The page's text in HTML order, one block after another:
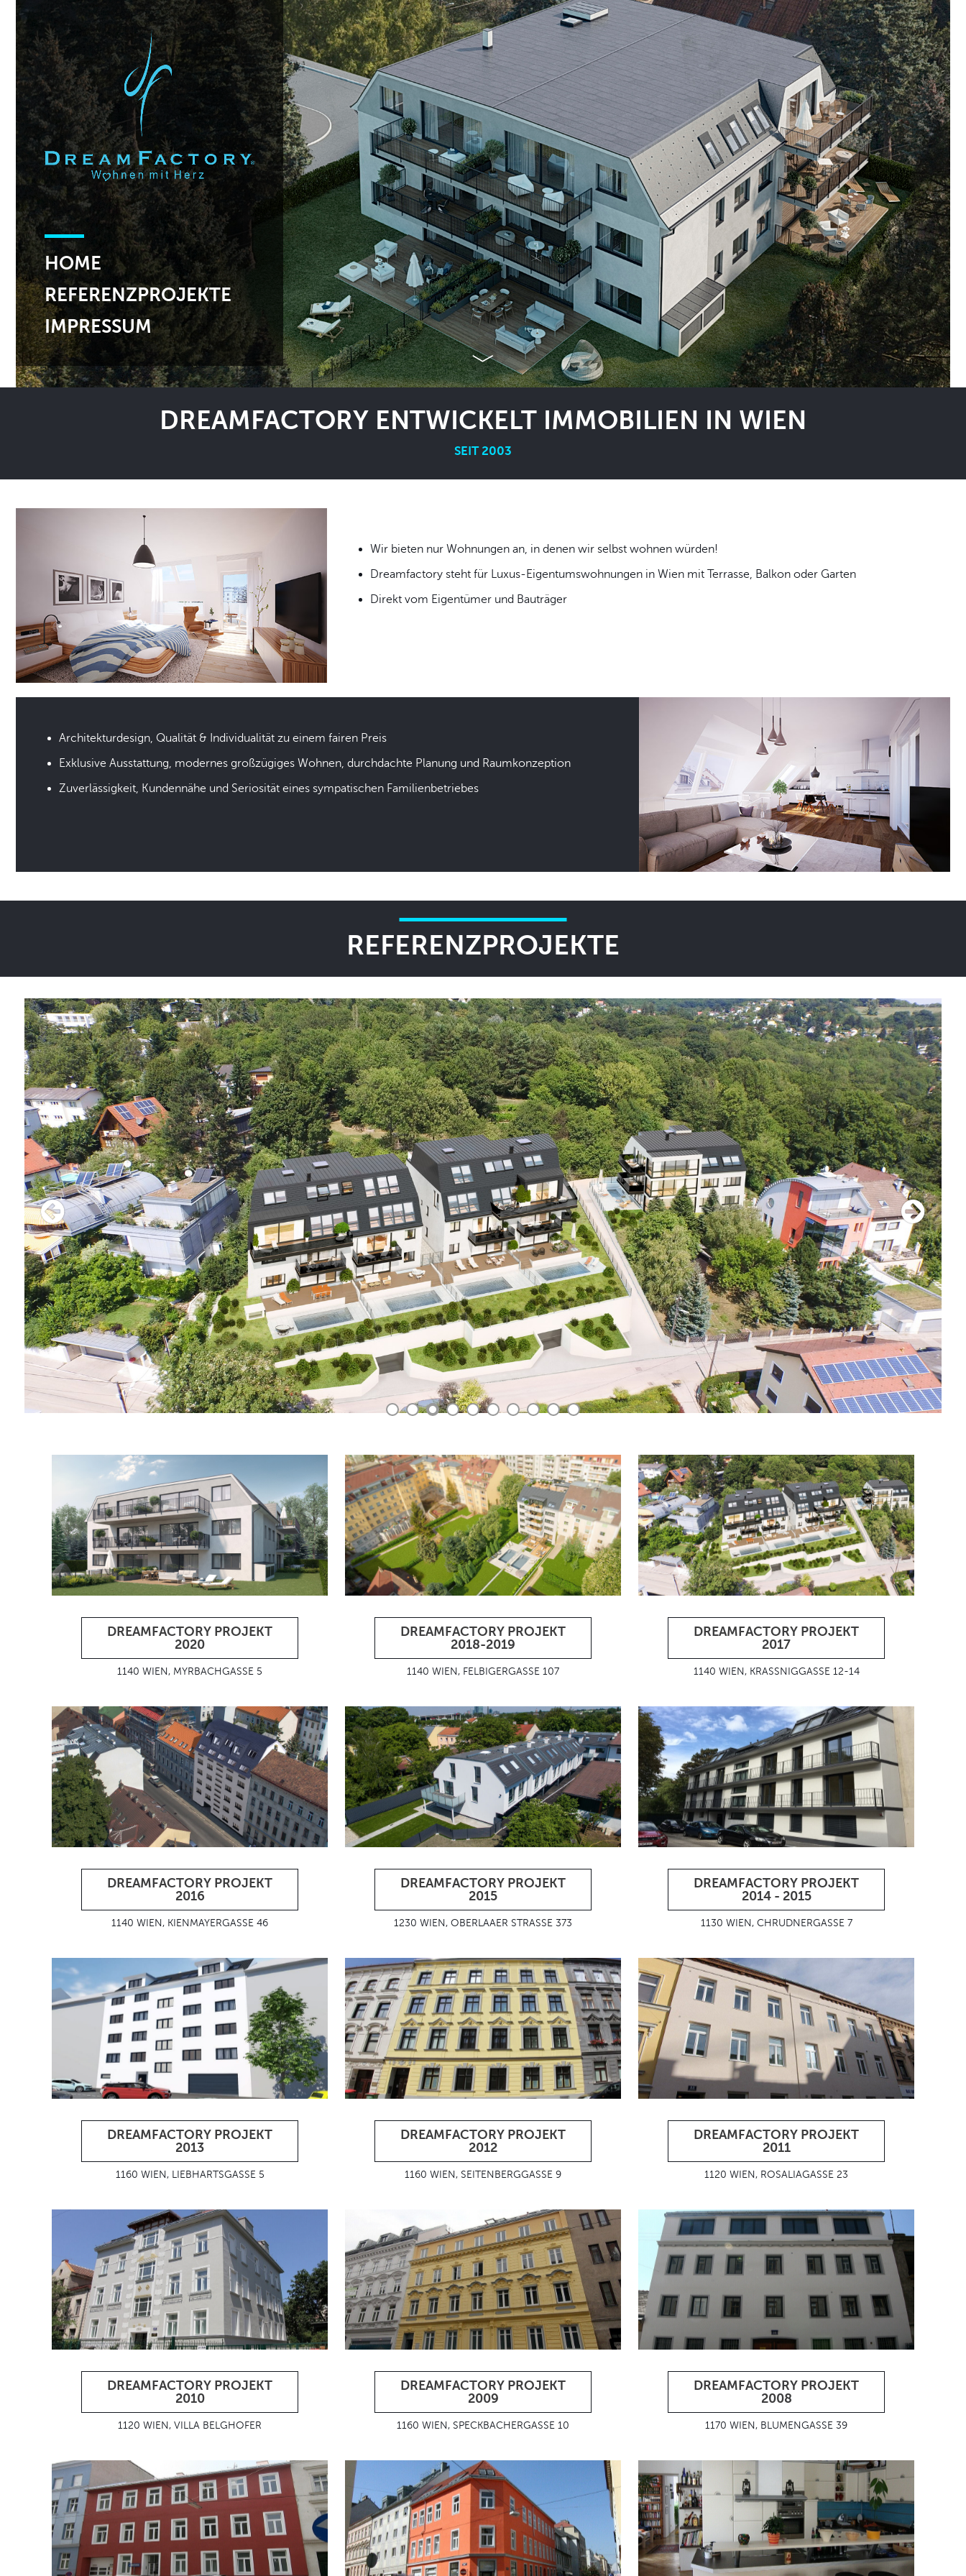
HOME
REFERENZPROJEKTE
IMPRESSUM
DREAMFACTORY ENTWICKELT IMMOBILIEN IN WIEN
SEIT 2003
Wir bieten nur Wohnungen an, in denen wir selbst wohnen würden!
Dreamfactory steht für Luxus-Eigentumswohnungen in Wien mit Terrasse, Balkon oder Garten
Direkt vom Eigentümer und Bauträger
Architekturdesign, Qualität & Individualität zu einem fairen Preis
Exklusive Ausstattung, modernes großzügiges Wohnen, durchdachte Planung und Raumkonzeption
Zuverlässigkeit, Kundennähe und Seriosität eines sympatischen Familienbetriebes
REFERENZPROJEKTE
DREAMFACTORY PROJEKT
2020
1140 WIEN, MYRBACHGASSE 5
DREAMFACTORY PROJEKT
2018-2019
1140 WIEN, FELBIGERGASSE 107
DREAMFACTORY PROJEKT
2017
1140 WIEN, KRASSNIGGASSE 12-14
DREAMFACTORY PROJEKT
2016
1140 WIEN, KIENMAYERGASSE 46
DREAMFACTORY PROJEKT
2015
1230 WIEN, OBERLAAER STRASSE 373
DREAMFACTORY PROJEKT
2014 - 2015
1130 WIEN, CHRUDNERGASSE 7
DREAMFACTORY PROJEKT
2013
1160 WIEN, LIEBHARTSGASSE 5
DREAMFACTORY PROJEKT
2012
1160 WIEN, SEITENBERGGASSE 9
DREAMFACTORY PROJEKT
2011
1120 WIEN, ROSALIAGASSE 23
DREAMFACTORY PROJEKT
2010
1120 WIEN, VILLA BELGHOFER
DREAMFACTORY PROJEKT
2009
1160 WIEN, SPECKBACHERGASSE 10
DREAMFACTORY PROJEKT
2008
1170 WIEN, BLUMENGASSE 39